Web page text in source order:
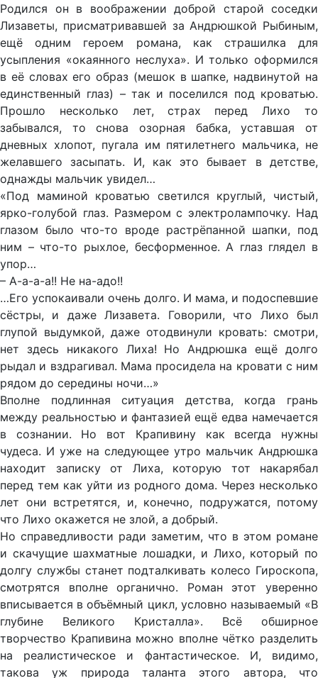
Родился он в воображении доброй старой соседки
Лизаветы, присматривавшей за Андрюшкой Рыбиным,
ещё одним героем романа, как страшилка для
усыпления «окаянного неслуха». И только оформился
в её словах его образ (мешок в шапке, надвинутой на
единственный глаз) – так и поселился под кроватью.
Прошло несколько лет, страх перед Лихо то
забывался, то снова озорная бабка, уставшая от
дневных хлопот, пугала им пятилетнего мальчика, не
желавшего засыпать. И, как это бывает в детстве,
однажды мальчик увидел…
«Под маминой кроватью светился круглый, чистый,
ярко-голубой глаз. Размером с электролампочку. Над
глазом было что-то вроде растрёпанной шапки, под
ним – что-то рыхлое, бесформенное. А глаз глядел в
упор…
– А-а-а-а!! Не на-адо!!
…Его успокаивали очень долго. И мама, и подоспевшие
сёстры, и даже Лизавета. Говорили, что Лихо был
глупой выдумкой, даже отодвинули кровать: смотри,
нет здесь никакого Лиха! Но Андрюшка ещё долго
рыдал и вздрагивал. Мама просидела на кровати с ним
рядом до середины ночи…»
Вполне подлинная ситуация детства, когда грань
между реальностью и фантазией ещё едва намечается
в сознании. Но вот Крапивину как всегда нужны
чудеса. И уже на следующее утро мальчик Андрюшка
находит записку от Лиха, которую тот накарябал
перед тем как уйти из родного дома. Через несколько
лет они встретятся, и, конечно, подружатся, потому
что Лихо окажется не злой, а добрый.
Но справедливости ради заметим, что в этом романе
и скачущие шахматные лошадки, и Лихо, который по
долгу службы станет подталкивать колесо Гироскопа,
смотрятся вполне органично. Роман этот уверенно
вписывается в объёмный цикл, условно называемый «В
глубине Великого Кристалла». Всё обширное
творчество Крапивина можно вполне чётко разделить
на реалистическое и фантастическое. И, видимо,
такова уж природа таланта этого автора, что